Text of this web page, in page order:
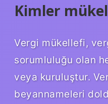
Kimler
Vergi mükellefi,
sorumluluğu olan
veya kuruluştur.
beyannameleri